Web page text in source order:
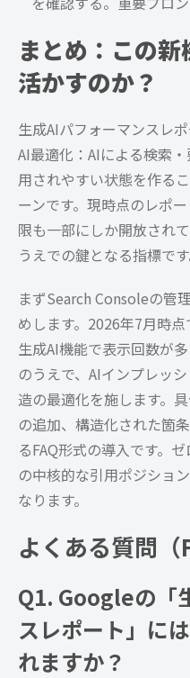
まとめ：この新
活かすのか？
生成AIパフォーマンスレ
AI最適化：AIによる検索
用されやすい状態を作る
ーンです。現時点のレポ
限も一部にしか開放され
うえでの鍵となる指標です
まずSearch Consoleの管
めします。2026年7月時点
生成AI機能で表示回数が
のうえで、AIインプレッ
造の最適化を施します。
の追加、構造化された箇
るFAQ形式の導入です。
の中核的な引用ポジショ
なります。
よくある質問（
Q1. Googleの「
スレポート」に
れますか？